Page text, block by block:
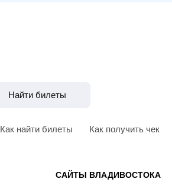
Найти билеты
Как найти билеты Как получить чек
САЙТЫ ВЛАДИВОСТОКА